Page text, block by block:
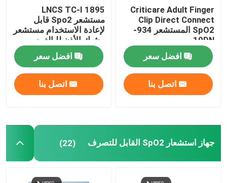
كابلات مراقبة المريض
جهاز استشعار spo2 القابل لإعادة الاستخدام
جهاز استشعار SpO2 القابل للتصرف
كابل رسم القلب
Criticare Adult Finger
Clip Direct Connect
SpO2 المستشعر 934-
10DN
افضل سعر
اتصل بنا
1895 LNCS TC-I
مستشعر Spo2 قابل
لإعادة الاستخدام مستشعر
مشبك الأذن للبالغين
افضل سعر
اتصل بنا
جهاز استشعار SpO2 القابل للتصرف (22)